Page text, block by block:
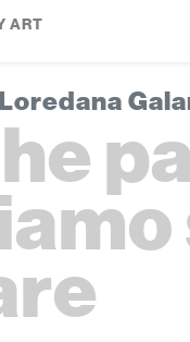
ART